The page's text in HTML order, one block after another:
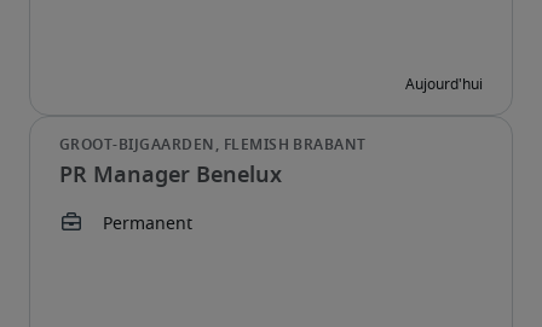
PR Manager Benelux